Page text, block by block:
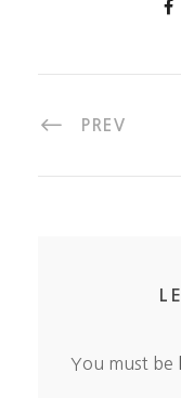
PREV
You must be